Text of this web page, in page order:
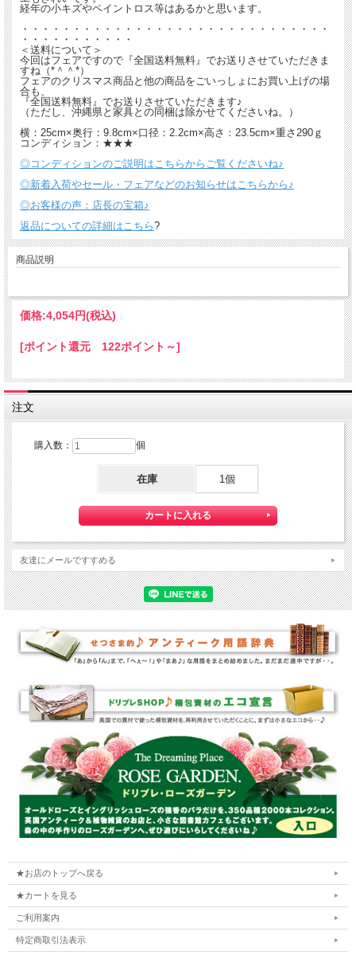
経年の小キズやペイントロス等はあるかと思います。
・・・・・・・・・・・・・・・・・・・・・・・・・・・・・・
・・・・・・・・・・・
＜送料について＞
今回はフェアですので『全国送料無料』でお送りさせていただきま
すね（*＾＾*）
フェアのクリスマス商品と他の商品をごいっしょにお買い上げの場
合も、
『全国送料無料』でお送りさせていただきます♪
（ただし、沖縄県と家具との同梱は除かせてくださいね。）
横：25cm×奥行：9.8cm×口径：2.2cm×高さ：23.5cm×重さ290ｇ
コンディション：★★★
◎コンディションのご説明はこちらからご覧くださいね♪
◎新着入荷やセール・フェアなどのお知らせはこちらから♪
◎お客様の声：店長の宝箱♪
返品についての詳細はこちら?
商品説明
価格:4,054円(税込)
[ポイント還元 122ポイント～]
注文
購入数： 個
在庫 1個
友達にメールですすめる
★お店のトップへ戻る
★カートを見る
ご利用案内
特定商取引法表示